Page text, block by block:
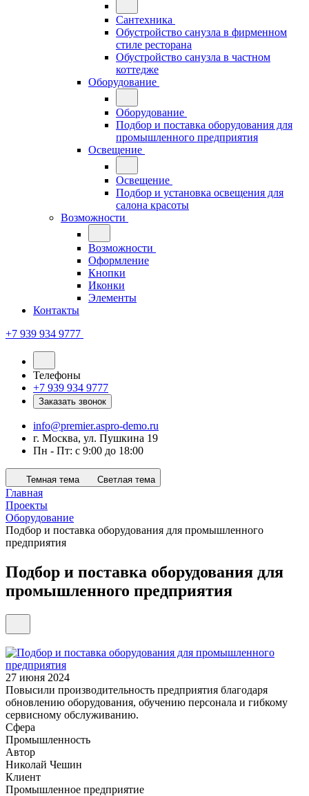
Сантехника
Обустройство санузла в фирменном
стиле ресторана
Обустройство санузла в частном
коттедже
Оборудование
Оборудование
Подбор и поставка оборудования для
промышленного предприятия
Освещение
Освещение
Подбор и установка освещения для
салона красоты
Возможности
Возможности
Оформление
Кнопки
Иконки
Элементы
Контакты
+7 939 934 9777
Телефоны
+7 939 934 9777
Заказать звонок
info@premier.aspro-demo.ru
г. Москва, ул. Пушкина 19
Пн - Пт: с 9:00 до 18:00
Темная тема Светлая тема
Главная
Проекты
Оборудование
Подбор и поставка оборудования для промышленного
предприятия
Подбор и поставка оборудования для
промышленного предприятия
27 июня 2024
Повысили производительность предприятия благодаря
обновлению оборудования, обучению персонала и гибкому
сервисному обслуживанию.
Сфера
Промышленность
Автор
Николай Чешин
Клиент
Промышленное предприятие